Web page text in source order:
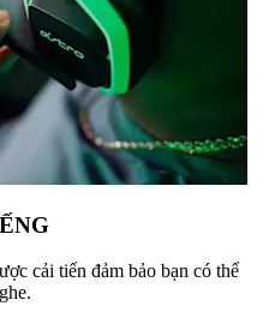
cải tiến đảm bảo bạn có thể